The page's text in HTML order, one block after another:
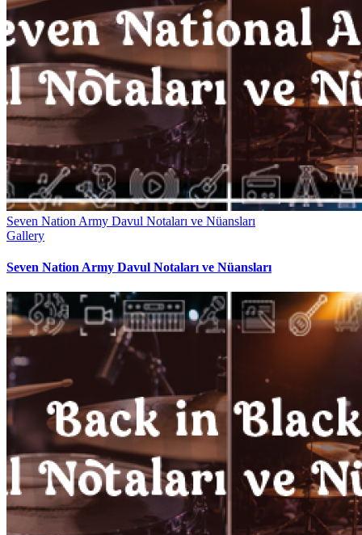
Seven Nation Army Davul Notaları ve Nüansları
Gallery
Seven Nation Army Davul Notaları ve Nüansları